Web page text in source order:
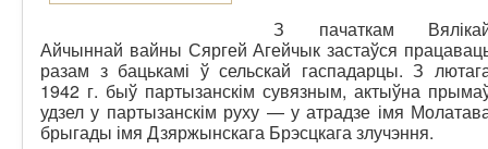
З пачаткам
Айчыннай вайны Сяргей Агейчык застаўся
разам з бацькамі ў сельскай гаспадарцы. З
1942 г. быў партызанскім сувязным, актыўна
удзел у партызанскім руху — у атрадзе імя
брыгады імя Дзяржынскага Брэсцкага злучэння.